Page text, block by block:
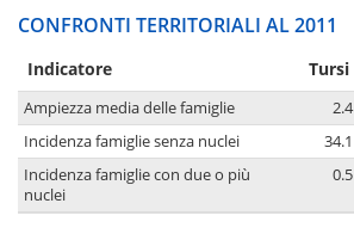
CONFRONTI TERRITORIALI AL 2011
Indicatore Tursi
Ampiezza media delle famiglie 2.4
Incidenza famiglie senza nuclei
34.1
Incidenza famiglie con due o più
nuclei
0.5